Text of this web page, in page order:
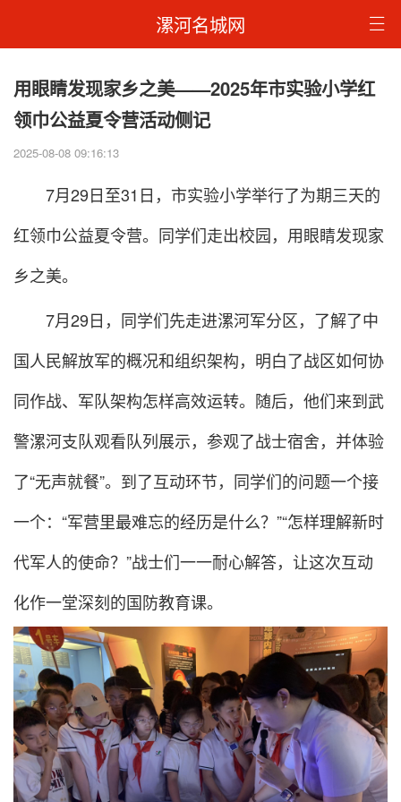
漯河名城网
用眼睛发现家乡之美——2025年市实验小学红
领巾公益夏令营活动侧记
2025-08-08 09:16:13
7月29日至31日，市实验小学举行了为期三天的
红领巾公益夏令营。同学们走出校园，用眼睛发现家
乡之美。
7月29日，同学们先走进漯河军分区，了解了中
国人民解放军的概况和组织架构，明白了战区如何协
同作战、军队架构怎样高效运转。随后，他们来到武
警漯河支队观看队列展示，参观了战士宿舍，并体验
了“无声就餐”。到了互动环节，同学们的问题一个接
一个：“军营里最难忘的经历是什么？”“怎样理解新时
代军人的使命？”战士们一一耐心解答，让这次互动
化作一堂深刻的国防教育课。